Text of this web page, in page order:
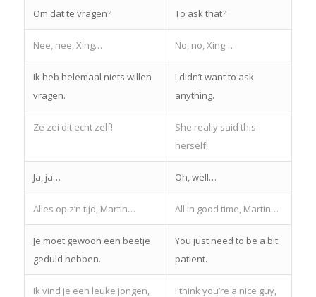
Om dat te vragen? To ask that?
Nee, nee, Xing… No, no, Xing…
Ik heb helemaal niets willen
vragen.
I didn’t want to ask
anything.
Ze zei dit echt zelf!
She really said this
herself!
Ja, ja… Oh, well…
Alles op z’n tijd, Martin… All in good time, Martin…
Je moet gewoon een beetje
geduld hebben.
You just need to be a bit
patient.
Ik vind je een leuke jongen, I think you’re a nice guy,